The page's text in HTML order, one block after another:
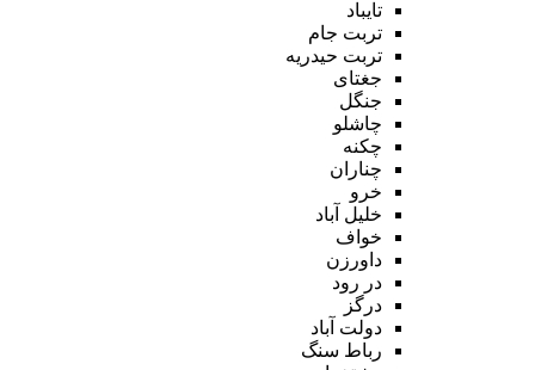
تایباد
تربت جام
تربت حیدریه
جغتای
جنگل
چاشلو
چکنه
چناران
خرو
خلیل آباد
خواف
داورزن
در رود
درگز
دولت آباد
رباط سنگ